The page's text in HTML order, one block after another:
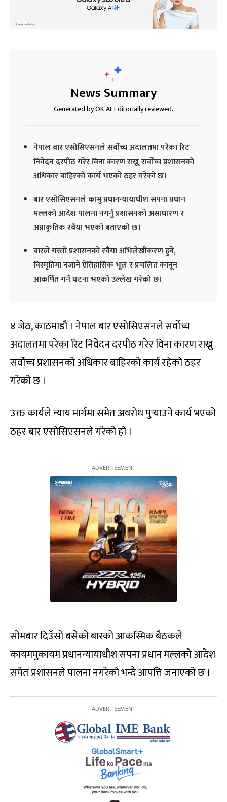
News Summary
Generated by OK AI. Editorially reviewed.
नेपाल बार एसोसिएसनले सर्वोच्च अदालतमा परेका रिट
निवेदन दरपीठ गरेर विना कारण राख्नु सर्वोच्च प्रशासनको
अधिकार बाहिरको कार्य भएको ठहर गरेको छ।
बार एसोसिएसनले कामु प्रधानन्यायाधीश सपना प्रधान
मल्लको आदेश पालना नगर्नु प्रशासनको असाधारण र
अप्राकृतिक रवैया भएको बताएको छ।
बारले यस्तो प्रशासनको रवैया अभिलेखीकरण हुने,
विस्मृतिमा नजाने ऐतिहासिक भूल र प्रचलित कानून
आकर्षित गर्ने घटना भएको उल्लेख गरेको छ।
४ जेठ, काठमाडौं । नेपाल बार एसोसिएसनले सर्वोच्च
अदालतमा परेका रिट निवेदन दरपीठ गरेर विना कारण राख्नु
सर्वोच्च प्रशासनको अधिकार बाहिरको कार्य रहेको ठहर
गरेको छ ।
उक्त कार्यले न्याय मार्गमा समेत अवरोध पुर्‍याउने कार्य भएको
ठहर बार एसोसिएसनले गरेको हो ।
सोमबार दिउँसो बसेको बारको आकस्मिक बैठकले
कायममुकायम प्रधानन्यायाधीश सपना प्रधान मल्लको आदेश
समेत प्रशासनले पालना नगरेको भन्दै आपत्ति जनाएको छ ।